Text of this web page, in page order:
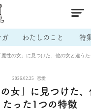
ガ わたしのこと 特
魔性の女」に見つけた、他の女と違う
2026.02.25 恋愛
女」に見つけた
たった1つの特徴
セフレ # 不倫
# ラブグッズ # 体の相